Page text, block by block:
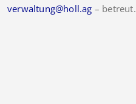
verwaltung@holl.ag – betreut.